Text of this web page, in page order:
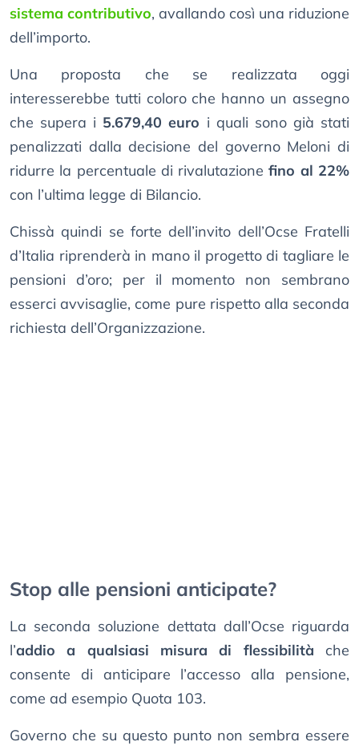
sistema contributivo, avallando così una riduzione
dell’importo.
Una proposta che se realizzata oggi
interesserebbe tutti coloro che hanno un assegno
che supera i 5.679,40 euro i quali sono già stati
penalizzati dalla decisione del governo Meloni di
ridurre la percentuale di rivalutazionefino al 22%
con l’ultima legge di Bilancio.
Chissà quindi se forte dell’invito dell’Ocse Fratelli
d’Italia riprenderà in mano il progetto di tagliare le
pensioni d’oro; per il momento non sembrano
esserci avvisaglie, come pure rispetto alla seconda
richiesta dell’Organizzazione.
Stop alle pensioni anticipate?
La seconda soluzione dettata dall’Ocse riguarda
l’addio a qualsiasi misura di flessibilità che
consente di anticipare l’accesso alla pensione,
come ad esempio Quota 103.
Governo che su questo punto non sembra essere